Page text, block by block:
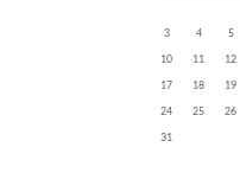
3
4 5
10
11 12
17
18 19
24
25 26
31